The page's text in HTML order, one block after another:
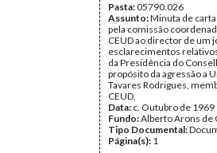
Pasta:05790.026
Assunto:Minuta de
pela comissão
CEUD ao director de um
esclarecimentos
da Presidência do
propósito da agressão a
Tavares Rodrigues,
CEUD.
Data: c. Outubro de 1969
Fundo:Alberto Arons de
Tipo Documental:
Página(s): 1